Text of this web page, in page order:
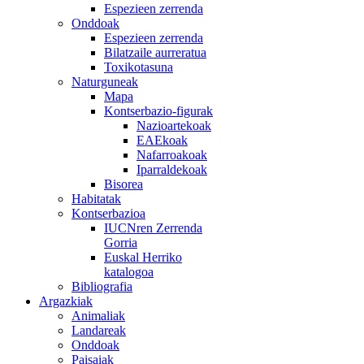
Espezieen zerrenda
Onddoak
Espezieen zerrenda
Bilatzaile aurreratua
Toxikotasuna
Naturguneak
Mapa
Kontserbazio-figurak
Nazioartekoak
EAEkoak
Nafarroakoak
Iparraldekoak
Bisorea
Habitatak
Kontserbazioa
IUCNren Zerrenda
Gorria
Euskal Herriko
katalogoa
Bibliografia
Argazkiak
Animaliak
Landareak
Onddoak
Paisaiak